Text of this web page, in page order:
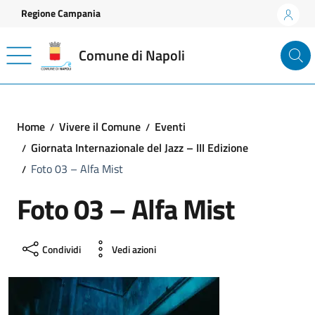
Vai ai contenuti
Vai al footer
Regione Campania
Comune di Napoli
Home Vivere il Comune
Eventi
Giornata Internazionale del Jazz – III Edizione
Foto 03 – Alfa Mist
Foto 03 – Alfa Mist
Condividi Vedi azioni